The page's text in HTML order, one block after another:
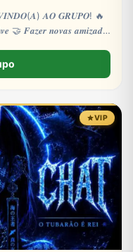
𝑨𝑶 𝑮𝑹𝑼𝑷𝑶! 🔥
🤝 𝑭𝒂𝒛𝒆𝒓 𝒏𝒐𝒗𝒂𝒔 𝒂𝒎𝒊𝒛𝒂𝒅𝒆𝒔
VIP